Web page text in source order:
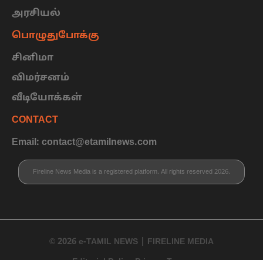
அரசியல்
பொழுதுபோக்கு
சினிமா
விமர்சனம்
வீடியோக்கள்
CONTACT
Email: contact@etamilnews.com
Fireline News Media is a registered platform. All rights reserved 2026.
© 2026 e-TAMIL NEWS | FIRELINE MEDIA